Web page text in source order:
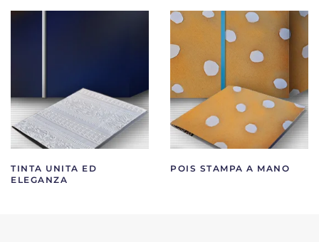
TINTA UNITA ED
ELEGANZA
POIS STAMPA A MANO